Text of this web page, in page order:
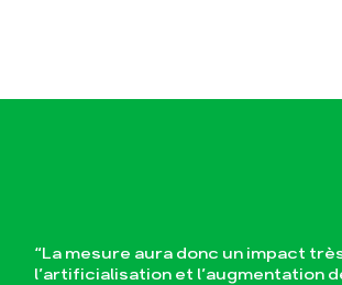
“La mesure aura donc un impact
l’artificialisation et l’augmentation